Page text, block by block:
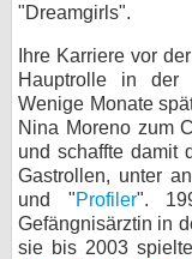
"Dreamgirls".
Ihre Karriere vor
Hauptrolle in der
Wenige Monate
Nina Moreno zum
und schaffte damit
Gastrollen, unter
und "Profiler".
Gefängnisärztin in
sie bis 2003